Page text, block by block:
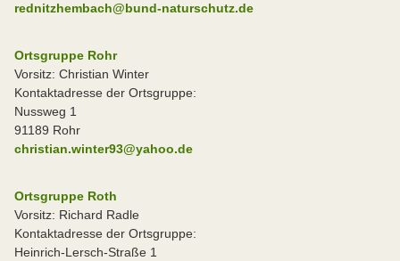
rednitzhembach@bund-naturschutz.de
Ortsgruppe Rohr
Vorsitz: Christian Winter
Kontaktadresse der Ortsgruppe:
Nussweg 1
91189 Rohr
christian.winter93@yahoo.de
Ortsgruppe Roth
Vorsitz: Richard Radle
Kontaktadresse der Ortsgruppe:
Heinrich-Lersch-Straße 1